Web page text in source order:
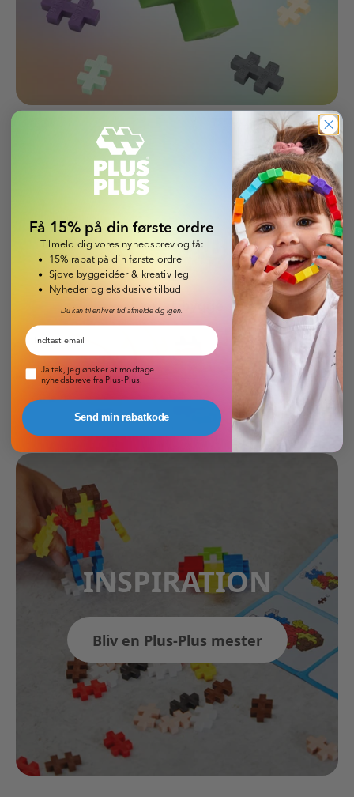
LEARN TO BUILD
Lær at bygge
INSPIRATION
Bliv en Plus-Plus mester
Få 15% på din første ordre
Tilmeld dig vores nyhedsbrev og få:
15% rabat på din første ordre
Sjove byggeidéer & kreativ leg
Nyheder og eksklusive tilbud
Du kan til enhver tid afmelde dig igen.
Email
Pop-up nyhedsbrev
Ja tak, jeg ønsker at modtage
nyhedsbreve fra Plus-Plus.
Send min rabatkode